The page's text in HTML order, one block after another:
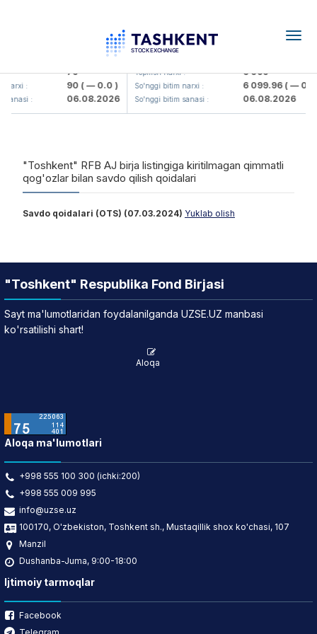
: 79
narxi : 90 ( — 0.0 )
sanasi : 06.08.2026
UZMK (<O'zmetkombinat> AJ)
Yopilish narxi : 6 099
So'nggi bitim narxi : 6 099.96( — 0.0
So'nggi bitim sanasi : 06.08.2026
"Toshkent" RFB AJ birja listingiga kiritilmagan qimmatli
qog'ozlar bilan savdo qilish qoidalari
Savdo qoidalari (OTS) (07.03.2024) Yuklab olish
"Toshkent" Respublika Fond Birjasi
Sayt ma'lumotlaridan foydalanilganda UZSE.UZ manbasi
ko'rsatilishi shart!
Aloqa
Aloqa ma'lumotlari
+998 555 100 300 (ichki:200)
+998 555 009 995
info@uzse.uz
100170, O'zbekiston, Toshkent sh., Mustaqillik shox ko'chasi, 107
Manzil
Dushanba-Juma, 9:00-18:00
Ijtimoiy tarmoqlar
Facebook